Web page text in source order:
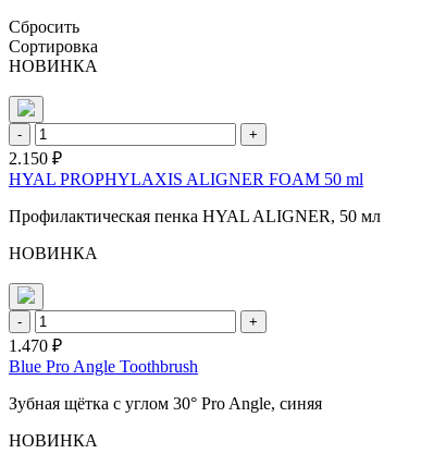
Сбросить
Сортировка
НОВИНКА
- +
2.150 ₽
HYAL PROPHYLAXIS ALIGNER FOAM 50 ml
Профилактическая пенка HYAL ALIGNER, 50 мл
НОВИНКА
- +
1.470 ₽
Blue Pro Angle Toothbrush
Зубная щётка с углом 30° Pro Angle, синяя
НОВИНКА